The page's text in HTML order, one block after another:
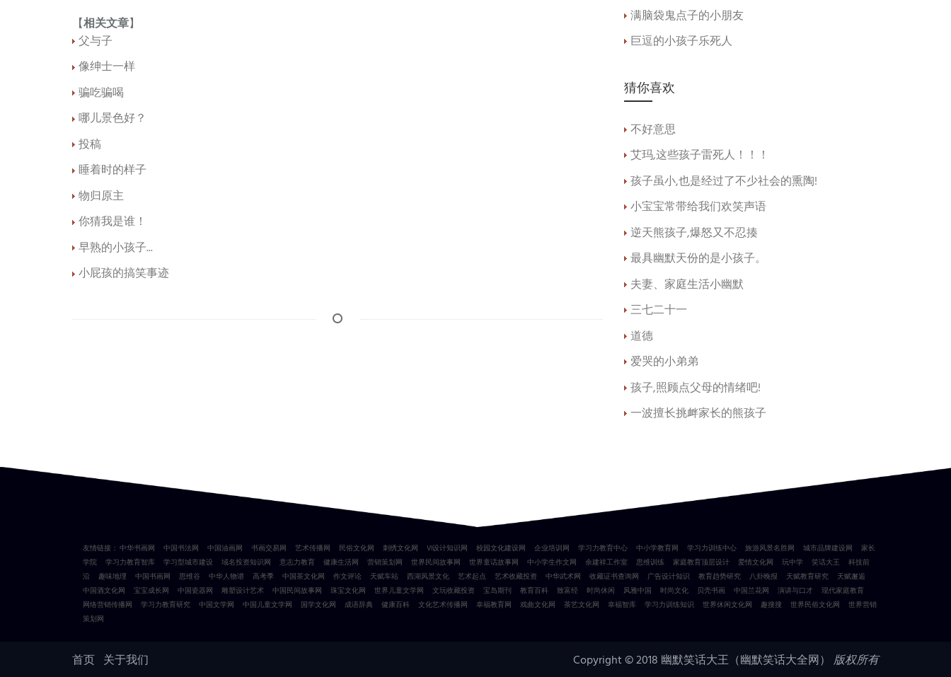
【相关文章】
父与子
像绅士一样
骗吃骗喝
哪儿景色好？
投稿
睡着时的样子
物归原主
你猜我是谁！
早熟的小孩子...
小屁孩的搞笑事迹
满脑袋鬼点子的小朋友
巨逗的小孩子乐死人
猜你喜欢
不好意思
艾玛,这些孩子雷死人！！！
孩子虽小,也是经过了不少社会的熏陶!
小宝宝常带给我们欢笑声语
逆天熊孩子,爆怒又不忍揍
最具幽默天份的是小孩子。
夫妻、家庭生活小幽默
三七二十一
道德
爱哭的小弟弟
孩子,照顾点父母的情绪吧!
一波擅长挑衅家长的熊孩子
友情链接： 中华书画网 中国书法网 中国油画网 书画交易网 艺术传播网 民俗文化网 刺绣文化网 VI设计知识网 校园文化建设网 企业培训网 学习力教育中心 中小学教育网 学习力训练中心 旅游风景名胜网 城市品牌建设网
家长
学院
学习力教育智库 学习型城市建设 域名投资知识网 意志力教育 健康生活网 营销策划网 世界民间故事网 世界童话故事网 中小学生作文网 余建祥工作室 思维训练 家庭教育顶层设计 爱情文化网 玩中学 笑话大王
科技前
沿
趣味地理 中国书画网 思维谷 中华人物谱 高考季 中国茶文化网 作文评论 天赋车站 西湖风景文化 艺术起点 艺术收藏投资 中华武术网 收藏证书查询网 广告设计知识 教育趋势研究 八卦晚报 天赋教育研究
天赋邂逅
中国酒文化网
宝宝成长网 中国瓷器网 雕塑设计艺术 中国民间故事网 珠宝文化网 世界儿童文学网 文玩收藏投资 宝岛期刊 教育百科 致富经 时尚休闲 风雅中国 时尚文化 贝壳书画 中国兰花网 演讲与口才
现代家庭教育
网络营销传播网
学习力教育研究 中国文学网 中国儿童文学网 国学文化网 成语辞典 健康百科 文化艺术传播网 幸福教育网 戏曲文化网 茶艺文化网 幸福智库 学习力训练知识 世界休闲文化网 趣搜搜 世界民俗文化网
世界营销
策划网
首页 关于我们 Copyright © 2018 幽默笑话大王（幽默笑话大全网） 版权所有